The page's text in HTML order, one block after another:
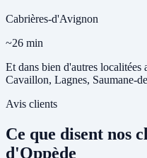
Cabrières-d'Avignon
~26 min
Et dans bien d'autres
Cavaillon, Lagnes, Saumane-
Avis clients
Ce que disent nos
d'Oppède